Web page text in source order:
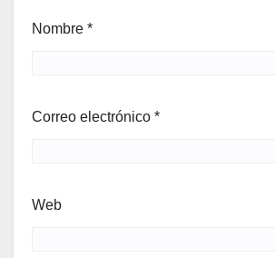
Nombre *
Correo electrónico *
Web